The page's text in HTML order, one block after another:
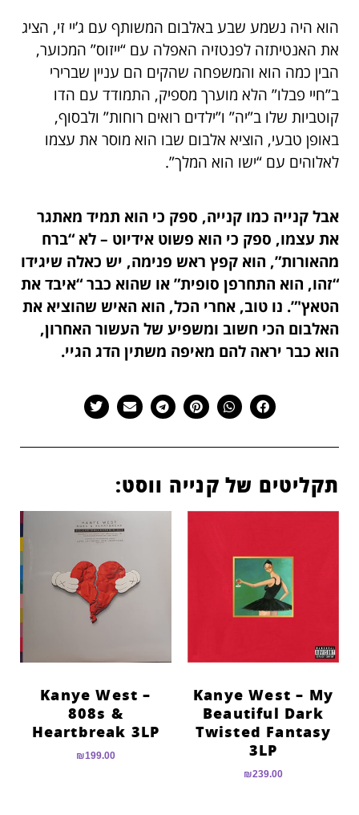
הוא היה נשמע שבע באלבום המשותף עם ג’יי זי, הציג
את האנטיתזה לפנטזיה האפלה עם “ייזוס” המכוער,
הבין כמה הוא והמשפחה שהקים הם עניין שברירי
ב”חיי פבלו” הלא מוערך מספיק, התמודד עם הדו
קוטביות שלו ב”יה” ו”ילדים רואים רוחות” ולבסוף,
באופן טבעי, הוציא אלבום שבו הוא מוסר את עצמו
לאלוהים עם “ישו הוא המלך”.
אבל קנייה כמו קנייה, ספק כי הוא תמיד מאתגר
את עצמו, ספק כי הוא פשוט אידיוט – לא “ברח
מהאורות”, הוא קפץ ראש פנימה, יש כאלה שיגידו
“זהו, הוא התחרפן סופית” או שהוא כבר “איבד את
הטאץ'”. נו טוב, אחרי הכל, הוא האיש שהוציא את
האלבום הכי חשוב ומשפיע של העשור האחרון,
הוא כבר יראה להם מאיפה משתין הדג הגיי.
תקליטים של קנייה ווסט:
Kanye West – My
Beautiful Dark
Twisted Fantasy
3LP
₪239.00
Kanye West –
808s &
Heartbreak 3LP
₪199.00